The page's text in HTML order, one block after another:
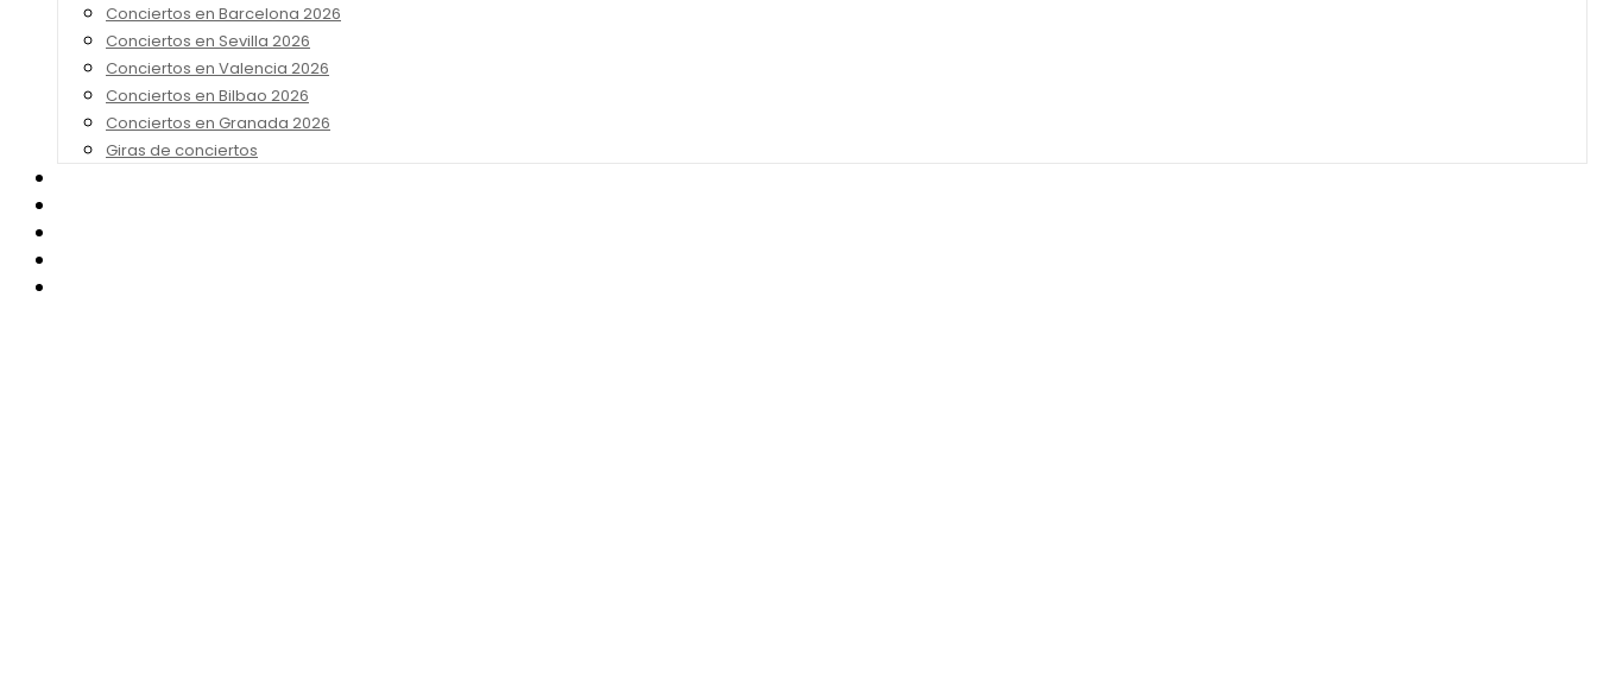
Conciertos en Barcelona 2026
Conciertos en Sevilla 2026
Conciertos en Valencia 2026
Conciertos en Bilbao 2026
Conciertos en Granada 2026
Giras de conciertos